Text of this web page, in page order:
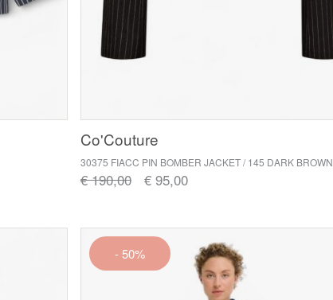
Co'Couture
30375 FIACC PIN BOMBER JACKET / 145 DARK BROWN
€ 190,00 € 95,00
- 50%